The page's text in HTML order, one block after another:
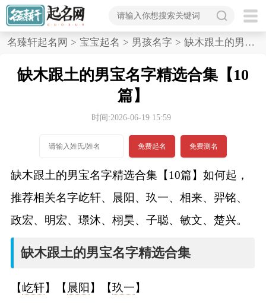
首
宝
名
名臻轩起名网 > 宝宝起名 > 男孩名字 > 缺木跟土的男宝名字精选合集,10篇
缺木跟土的男宝名字精选合集【10
篇】
时间:2026-06-19 15:59
免费起名 免费测名
缺木跟土的男宝名字精选合集【10篇】如何起，
推荐相关名字屹轩、晨阳、玖一、相来、羿铭、
政宏、明宏、璟沐、栩昊、子聪、敏文、楚兴。
缺木跟土的男宝名字精选合集
【屹轩】【 晨阳 】【玖一】